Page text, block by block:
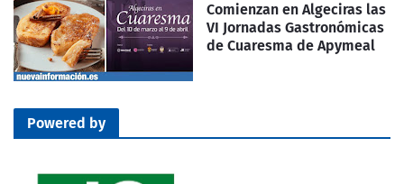
Comienzan en Algeciras las
VI Jornadas Gastronómicas
de Cuaresma de Apymeal
Powered by